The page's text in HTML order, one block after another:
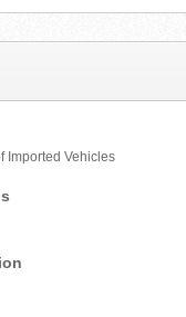
Imported Vehicles